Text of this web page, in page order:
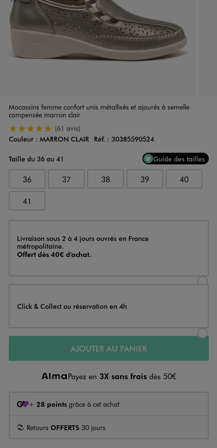
Mocassins femme confort unis métallisés et ajourés à semelle
compensée marron clair
5/5 de moyenne(61 avis)
Couleur
Couleur : MARRON CLAIR Réf. : 30385590524
Taille du 36 au 41
Guide des tailles
36 37 38 39 40
41
Livraison
Livraison sous 2 à 4 jours ouvrés en France
métropolitaine.
Offert dès 40€ d'achat.
Click & Collect ou réservation en 4h
AJOUTER AU PANIER
Payez en 3X sans frais dès 50€
+ 28 points grâce à cet achat
Retours OFFERTS 30 jours